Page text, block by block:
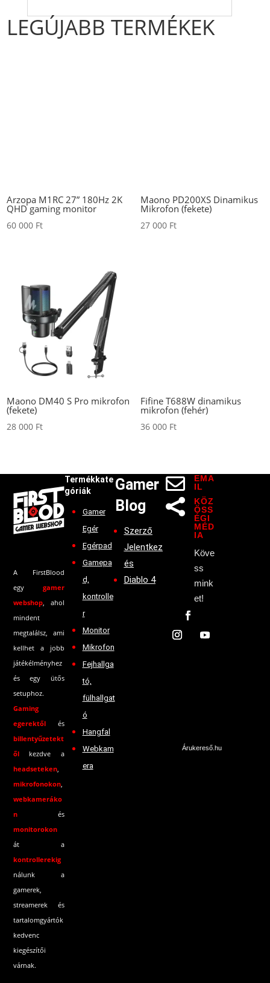
LEGÚJABB TERMÉKEK
Arzopa M1RC 27” 180Hz 2K
QHD gaming monitor
60 000 Ft
Maono PD200XS Dinamikus
Mikrofon (fekete)
27 000 Ft
Maono DM40 S Pro mikrofon
(fekete)
28 000 Ft
Fifine T688W dinamikus
mikrofon (fehér)
36 000 Ft
A FirstBlood
egy gamer
webshop, ahol
mindent
megtalálsz, ami
kellhet a jobb
játékélményhez
és egy ütős
setuphoz.
Gaming
egerektől és
billentyűzetekt
ől kezdve a
headseteken,
mikrofonokon,
webkameráko
n és
monitorokon
át a
kontrollerekig
nálunk a
gamerek,
streamerek és
tartalomgyártók
kedvenc
kiegészítői
várnak.
Termékkate
góriák
Gamer
Egér
Egérpad
Gamepa
d,
kontrolle
r
Monitor
Mikrofon
Fejhallga
tó,
fülhallgat
ó
Hangfal
Webkam
era
Gamer
Blog
Szerző
Jelentkez
és
Diablo 4

EMA
IL

KÖZ
ÖSS
ÉGI
MÉD
IA
Köve
ss
mink
et!
Árukereső.hu